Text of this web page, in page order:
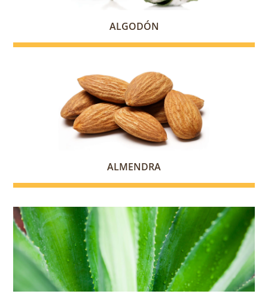
ALGODÓN
ALMENDRA